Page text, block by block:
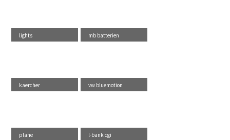
lights mb batterien
kaercher vw bluemotion
plane l-bank cgi